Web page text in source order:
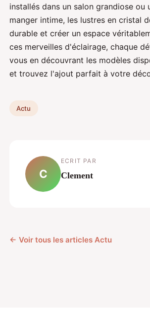
installés dans un salon grandiose
manger intime, les lustres en cristal
durable et créer un espace
ces merveilles d'éclairage, chaque
vous en découvrant les modèles
et trouvez l'ajout parfait à votre
Actu
C
ECRIT PAR
Clement
← Voir tous les articles Actu